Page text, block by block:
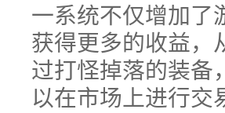
一系统不仅增加了
获得更多的收益，
过打怪掉落的装备
以在市场上进行交